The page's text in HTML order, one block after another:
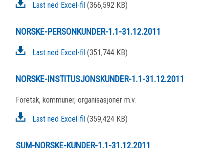
Last ned Excel-fil (366,592 KB)
NORSKE-PERSONKUNDER-1.1-31.12.2011
Last ned Excel-fil (351,744 KB)
NORSKE-INSTITUSJONSKUNDER-1.1-31.12.2011
Foretak, kommuner, organisasjoner m.v.
Last ned Excel-fil (359,424 KB)
SUM-NORSKE-KUNDER-1.1-31.12.2011